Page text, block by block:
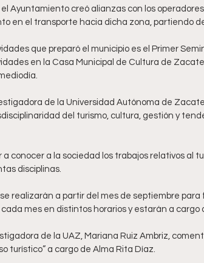
Ayuntamiento creó alianzas con los
en el transporte hacia dicha zona, partiendo
que preparó el municipio es el Primer
en la Casa Municipal de Cultura de
de la Universidad Autónoma de
del turismo, cultura, gestión y
a conocer a la sociedad los trabajos relativos al
disciplinas.
realizarán a partir del mes de septiembre para
mes en distintos horarios y estarán a
de la UAZ, Mariana Ruiz Ambriz,
turístico” a cargo de Alma Rita Díaz.